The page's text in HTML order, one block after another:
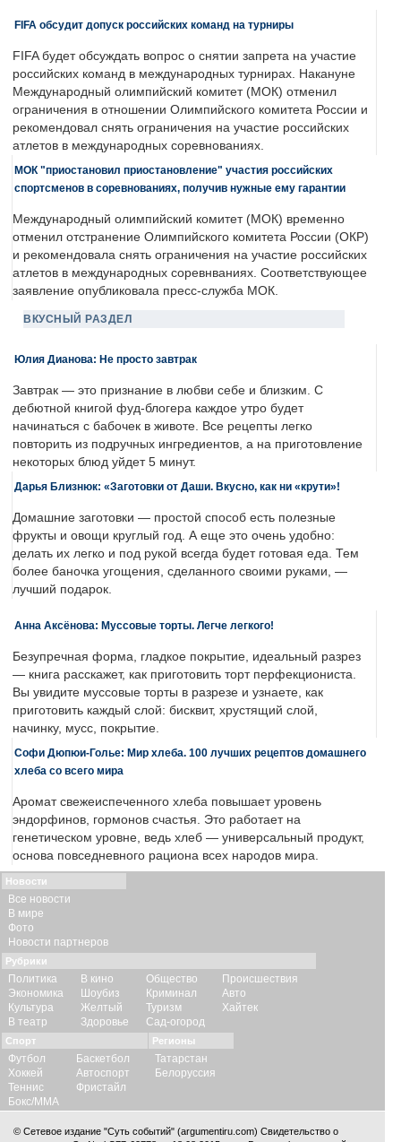
FIFA обсудит допуск российских команд на турниры
FIFA будет обсуждать вопрос о снятии запрета на участие
российских команд в международных турнирах. Накануне
Международный олимпийский комитет (МОК) отменил
ограничения в отношении Олимпийского комитета России и
рекомендовал снять ограничения на участие российских
атлетов в международных соревнованиях.
МОК "приостановил приостановление" участия российских
спортсменов в соревнованиях, получив нужные ему гарантии
Международный олимпийский комитет (МОК) временно
отменил отстранение Олимпийского комитета России (ОКР)
и рекомендовала снять ограничения на участие российских
атлетов в международных соревнваниях. Соответствующее
заявление опубликовала пресс-служба МОК.
ВКУСНЫЙ РАЗДЕЛ
Юлия Дианова: Не просто завтрак
Завтрак — это признание в любви себе и близким. С
дебютной книгой фуд-блогера каждое утро будет
начинаться с бабочек в животе. Все рецепты легко
повторить из подручных ингредиентов, а на приготовление
некоторых блюд уйдет 5 минут.
Дарья Близнюк: «Заготовки от Даши. Вкусно, как ни «крути»!
Домашние заготовки — простой способ есть полезные
фрукты и овощи круглый год. А еще это очень удобно:
делать их легко и под рукой всегда будет готовая еда. Тем
более баночка угощения, сделанного своими руками, —
лучший подарок.
Анна Аксёнова: Муссовые торты. Легче легкого!
Безупречная форма, гладкое покрытие, идеальный разрез
— книга расскажет, как приготовить торт перфекциониста.
Вы увидите муссовые торты в разрезе и узнаете, как
приготовить каждый слой: бисквит, хрустящий слой,
начинку, мусс, покрытие.
Софи Дюпюи-Голье: Мир хлеба. 100 лучших рецептов домашнего
хлеба со всего мира
Аромат свежеиспеченного хлеба повышает уровень
эндорфинов, гормонов счастья. Это работает на
генетическом уровне, ведь хлеб — универсальный продукт,
основа повседневного рациона всех народов мира.
Новости
Все новости
В мире
Фото
Новости партнеров
Рубрики
Политика
Экономика
Культура
В театр
В кино
Шоубиз
Желтый
Здоровье
Общество
Криминал
Туризм
Сад-огород
Происшествия
Авто
Хайтек
Спорт
Футбол
Хоккей
Теннис
Бокс/ММА
Баскетбол
Автоспорт
Фристайл
Регионы
Татарстан
Белоруссия
© Сетевое издание "Суть событий" (argumentiru.com) Свидетельство о